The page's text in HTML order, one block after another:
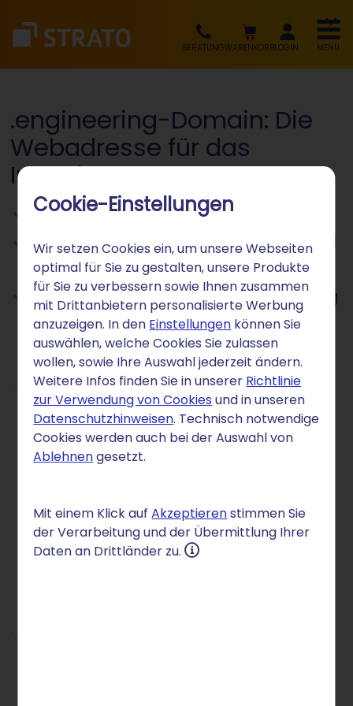
Cookie-Einstellungen
Wir setzen Cookies ein, um unsere Webseiten
optimal für Sie zu gestalten, unsere Produkte
für Sie zu verbessern sowie Ihnen zusammen
mit Drittanbietern personalisierte Werbung
anzuzeigen. In den Einstellungen können Sie
auswählen, welche Cookies Sie zulassen
wollen, sowie Ihre Auswahl jederzeit ändern.
Weitere Infos finden Sie in unserer Richtlinie
zur Verwendung von Cookies und in unseren
Datenschutzhinweisen. Technisch notwendige
Cookies werden auch bei der Auswahl von
Ablehnengesetzt.
Mit einem Klick aufAkzeptierenstimmen Sie
der Verarbeitung und der Übermittlung Ihrer
Daten an Drittländer zu.
BERATUNGWARENKORBLOGIN MENÜ
.engineering-Domain: Die
Webadresse für das
Ingenieurwesen
Branchenendung für Ingenieurbüros
Ideal für Fachbereiche, Forschung und
Technik
Inklusive SSL und einfacher Verwaltung
DOMAIN
.engineering
5,25 €/Mon.
für 12 Monate
danach 7,25 € /Mon.